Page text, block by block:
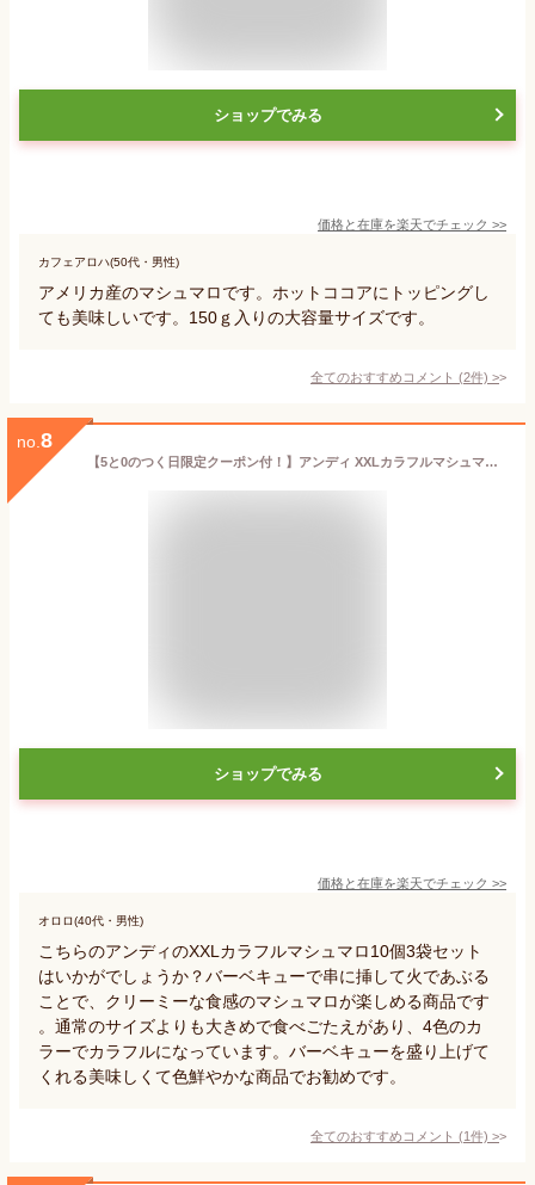
ショップでみる
価格と在庫を楽天でチェック >>
カフェアロハ(50代・男性)
アメリカ産のマシュマロです。ホットココアにトッピングし
ても美味しいです。150ｇ入りの大容量サイズです。
全てのおすすめコメント (2件) >
no. 8
【5と0のつく日限定クーポン付！】アンディ XXLカラフルマシュマロ 10個 (3袋セット) 海外 輸入 外国 大きなサイズ キャンプ バーベキュー メガマシュマロ BBQ デザート プレゼント パ
ショップでみる
価格と在庫を楽天でチェック >>
オロロ(40代・男性)
こちらのアンディのXXLカラフルマシュマロ10個3袋セット
はいかがでしょうか？バーベキューで串に挿して火であぶる
ことで、クリーミーな食感のマシュマロが楽しめる商品です
。通常のサイズよりも大きめで食べごたえがあり、4色のカ
ラーでカラフルになっています。バーベキューを盛り上げて
くれる美味しくて色鮮やかな商品でお勧めです。
全てのおすすめコメント (1件) >